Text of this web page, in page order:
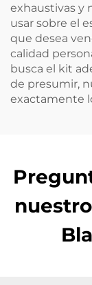
exhaustivas y
usar sobre el
que desea
calidad
busca el kit
de presumir,
exactamente